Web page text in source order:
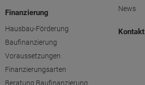
Finanzierung
Hausbau-Förderung
Baufinanzierung
Voraussetzungen
Finanzierungsarten
Beratung Baufinanzierung
News
Kontakt